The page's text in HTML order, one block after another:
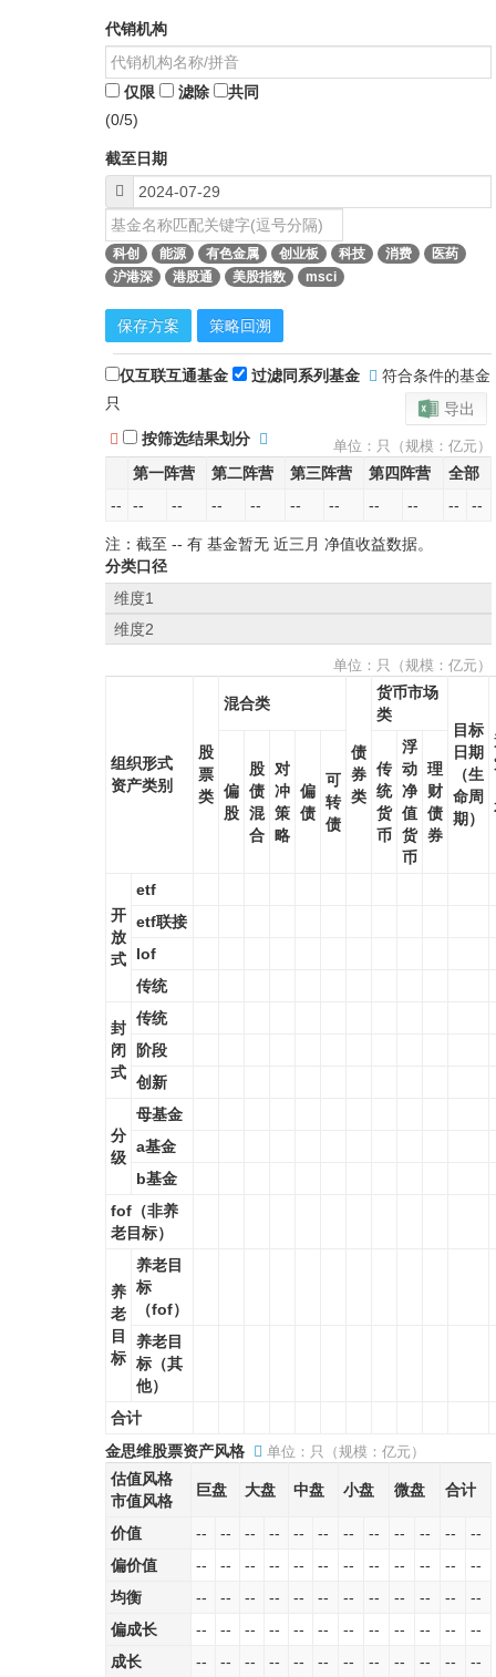
代销机构
仅限 滤除
共同
(0/5)
截至日期
科创 能源 有色金属 创业板 科技 消费
医药
沪港深
港股通 美股指数 msci
保存方案 策略回溯
仅互联互通基金 过滤同系列基金
符合条件的基金
只
导出
按筛选结果划分
单位：只（规模：亿元）
第一阵营 第二阵营 第三阵营 第四阵营
全部
--
-- -- -- -- -- -- -- -- -- --
注：截至 -- 有 基金暂无 近三月 净值收益数据。
分类口径
维度1
维度2
单位：只（规模：亿元）
组织形式
资产类别
股
票
类
混合类
债
券
类
货币市场
类
目标
日期
（生
命周
期）
偏
股
股
债
混
合
对
冲
策
略
偏
债
可
转
债
传
统
货
币
浮
动
净
值
货
币
理
财
债
券
开
放
式
etf
etf联接
lof
传统
封
闭
式
传统
阶段
创新
分
级
母基金
a基金
b基金
fof（非养
老目标）
养
老
目
标
养老目
标
（fof）
养老目
标（其
他）
合计
金思维股票资产风格
单位：只（规模：亿元）
估值风格
市值风格
巨盘 大盘 中盘 小盘 微盘 合计
价值 -- -- -- -- -- -- -- -- -- -- --
--
偏价值
-- -- -- -- -- -- -- -- -- -- --
--
均衡
-- -- -- -- -- -- -- -- -- -- --
--
偏成长
-- -- -- -- -- -- -- -- -- -- --
--
成长
-- -- -- -- -- -- -- -- -- -- -- --